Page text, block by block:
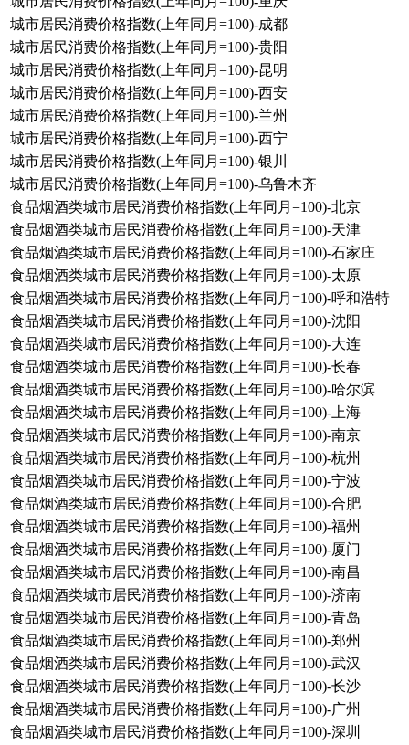
城市居民消费价格指数(上年同月=100)-成都
城市居民消费价格指数(上年同月=100)-贵阳
城市居民消费价格指数(上年同月=100)-昆明
城市居民消费价格指数(上年同月=100)-西安
城市居民消费价格指数(上年同月=100)-兰州
城市居民消费价格指数(上年同月=100)-西宁
城市居民消费价格指数(上年同月=100)-银川
城市居民消费价格指数(上年同月=100)-乌鲁木齐
食品烟酒类城市居民消费价格指数(上年同月=100)-北京
食品烟酒类城市居民消费价格指数(上年同月=100)-天津
食品烟酒类城市居民消费价格指数(上年同月=100)-石家庄
食品烟酒类城市居民消费价格指数(上年同月=100)-太原
食品烟酒类城市居民消费价格指数(上年同月=100)-呼和浩特
食品烟酒类城市居民消费价格指数(上年同月=100)-沈阳
食品烟酒类城市居民消费价格指数(上年同月=100)-大连
食品烟酒类城市居民消费价格指数(上年同月=100)-长春
食品烟酒类城市居民消费价格指数(上年同月=100)-哈尔滨
食品烟酒类城市居民消费价格指数(上年同月=100)-上海
食品烟酒类城市居民消费价格指数(上年同月=100)-南京
食品烟酒类城市居民消费价格指数(上年同月=100)-杭州
食品烟酒类城市居民消费价格指数(上年同月=100)-宁波
食品烟酒类城市居民消费价格指数(上年同月=100)-合肥
食品烟酒类城市居民消费价格指数(上年同月=100)-福州
食品烟酒类城市居民消费价格指数(上年同月=100)-厦门
食品烟酒类城市居民消费价格指数(上年同月=100)-南昌
食品烟酒类城市居民消费价格指数(上年同月=100)-济南
食品烟酒类城市居民消费价格指数(上年同月=100)-青岛
食品烟酒类城市居民消费价格指数(上年同月=100)-郑州
食品烟酒类城市居民消费价格指数(上年同月=100)-武汉
食品烟酒类城市居民消费价格指数(上年同月=100)-长沙
食品烟酒类城市居民消费价格指数(上年同月=100)-广州
食品烟酒类城市居民消费价格指数(上年同月=100)-深圳